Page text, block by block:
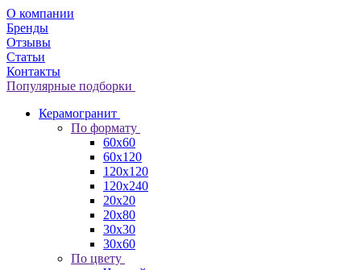
О компании
Бренды
Отзывы
Статьи
Контакты
Популярные подборки
Керамогранит
По формату
60x60
60x120
120x120
120x240
20x20
20x80
30x30
30x60
По цвету